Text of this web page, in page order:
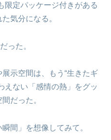
限定パッケージ付きがある
気分になる。
った。
示空間は、もう“生きたギ
えない「感情の熱」をグッ
だった。
間」を想像してみて。